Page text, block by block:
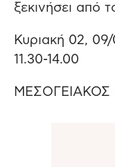
ξεκινήσει από
Κυριακή 02,
11.30-14.00